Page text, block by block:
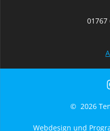
01767
© 2026
Webdesign und